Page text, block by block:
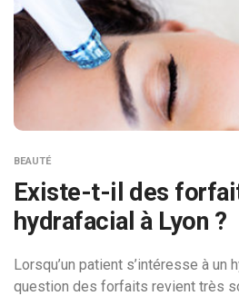
BEAUTÉ
Existe-t-il des
hydrafacial à Lyon ?
Lorsqu’un patient s’intéresse à un
question des forfaits revient très